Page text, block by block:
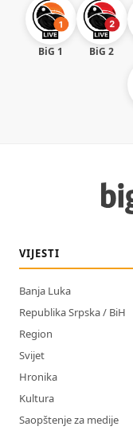
BiG 1 BiG 2
VIJESTI
Banja Luka
Republika Srpska / BiH
Region
Svijet
Hronika
Kultura
Saopštenje za medije